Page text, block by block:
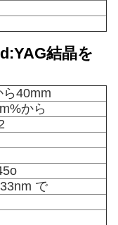
結晶を
ら40mm
から
で